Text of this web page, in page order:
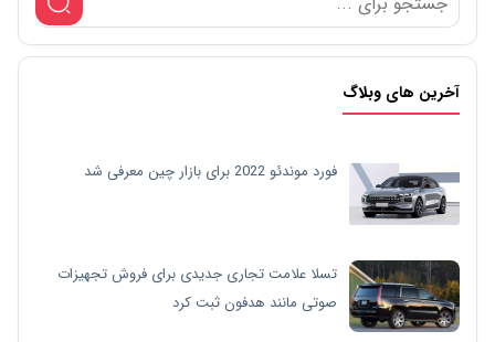
آخرین های وبلاگ
فورد موندئو 2022 برای بازار چین معرفی شد
تسلا علامت تجاری جدیدی برای فروش تجهیزات
صوتی مانند هدفون ثبت کرد